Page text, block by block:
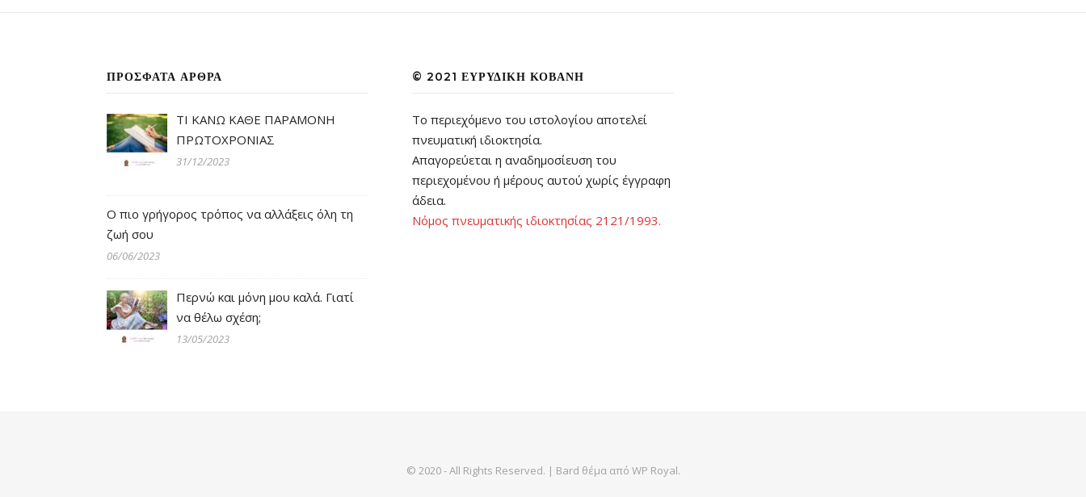
ΠΡΌΣΦΑΤΑ ΆΡΘΡΑ
ΤΙ ΚΑΝΩ ΚΑΘΕ ΠΑΡΑΜΟΝΗ
ΠΡΩΤΟΧΡΟΝΙΑΣ
31/12/2023
Ο πιο γρήγορος τρόπος να αλλάξεις όλη τη
ζωή σου
06/06/2023
Περνώ και μόνη μου καλά. Γιατί
να θέλω σχέση;
13/05/2023
© 2021 ΕΥΡΥΔΊΚΗ ΚΟΒΆΝΗ
Το περιεχόμενο του ιστολογίου αποτελεί
πνευματική ιδιοκτησία.
Απαγορεύεται η αναδημοσίευση του
περιεχομένου ή μέρους αυτού χωρίς έγγραφη
άδεια.
Νόμος πνευματικής ιδιοκτησίας 2121/1993.
© 2020 - All Rights Reserved. | Bard θέμα από WP Royal.